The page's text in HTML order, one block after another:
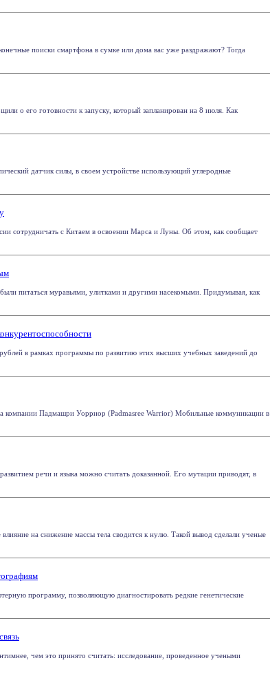
поиски смартфона в сумке или дома вас уже раздражают? Тогда
о его готовности к запуску, который запланирован на 8 июля. Как
датчик силы, в своем устройстве использующий углеродные
сотрудничать с Китаем в освоении Марса и Луны. Об этом, как сообщает
питаться муравьями, улитками и другими насекомыми. Придумывая, как
в рамках программы по развитию этих высших учебных заведений до
компании Падмашри Уорриор (Padmasree Warrior) Мобильные коммуникации в
речи и языка можно считать доказанной. Его мутации приводят, в
на снижение массы тела сводится к нулю. Такой вывод сделали ученые
программу, позволяющую диагностировать редкие генетические
чем это принято считать: исследование, проведенное учеными